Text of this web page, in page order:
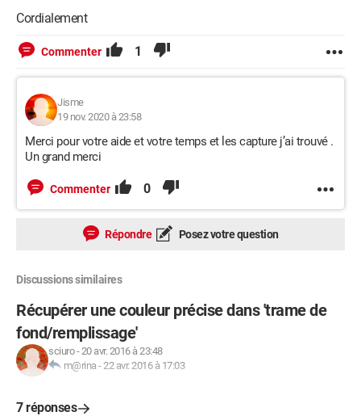
Cordialement
Commenter 1
Jisme
19 nov. 2020 à 23:58
Merci pour votre aide et votre temps et les capture j’ai trouvé .
Un grand merci
Commenter 0
Répondre Posez votre question
Discussions similaires
Récupérer une couleur précise dans 'trame de
fond/remplissage'
sciuro-20 avr. 2016 à 23:48
m@rina -22 avr. 2016 à 17:03
7 réponses